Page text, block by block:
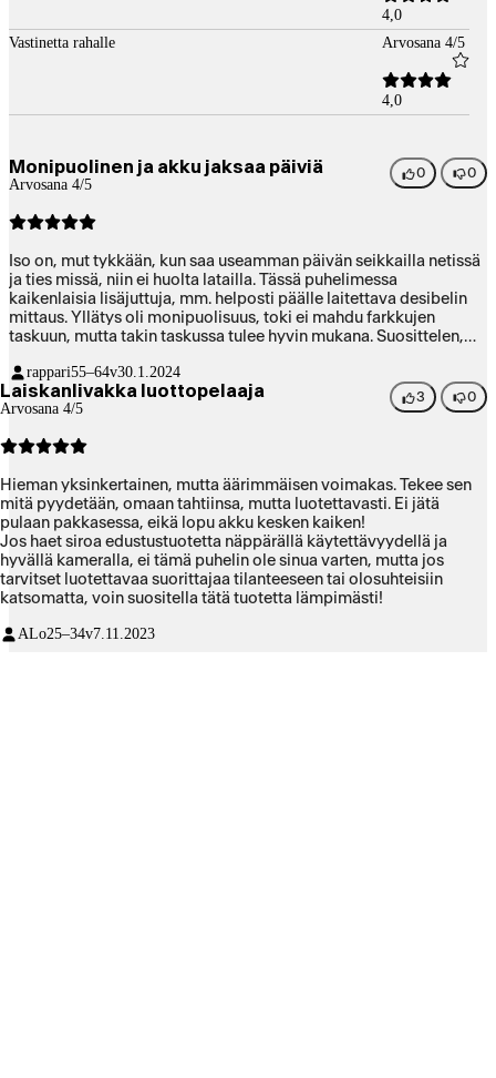
4,0
Vastinetta rahalle
Arvosana 4/5
4,0
Monipuolinen ja akku jaksaa päiviä
Arvosana 4/5
0 0
Iso on, mut tykkään, kun saa useamman päivän seikkailla netissä
ja ties missä, niin ei huolta latailla. Tässä puhelimessa
kaikenlaisia lisäjuttuja, mm. helposti päälle laitettava desibelin
mittaus. Yllätys oli monipuolisuus, toki ei mahdu farkkujen
taskuun, mutta takin taskussa tulee hyvin mukana. Suosittelen,
kestää, kuten mainittua, niin päiviä.
rappari55–64v30.1.2024
Laiskanlivakka luottopelaaja
Arvosana 4/5
3 0
Hieman yksinkertainen, mutta äärimmäisen voimakas. Tekee sen
mitä pyydetään, omaan tahtiinsa, mutta luotettavasti. Ei jätä
pulaan pakkasessa, eikä lopu akku kesken kaiken!
Jos haet siroa edustustuotetta näppärällä käytettävyydellä ja
hyvällä kameralla, ei tämä puhelin ole sinua varten, mutta jos
tarvitset luotettavaa suorittajaa tilanteeseen tai olosuhteisiin
katsomatta, voin suositella tätä tuotetta lämpimästi!
ALo25–34v7.11.2023